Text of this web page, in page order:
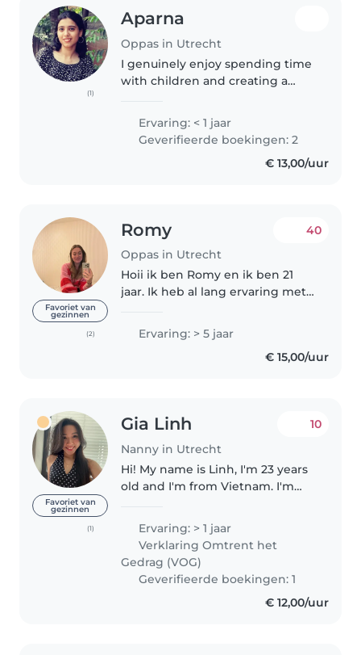
(1)
Aparna
Oppas in Utrecht
I genuinely enjoy spending time
with children and creating a
learn and feel comfortable. I
have a Master's degree in Clinical
Ervaring: < 1 jaar
Geverifieerde boekingen: 2
€ 13,00/uur
Favoriet van
gezinnen
(2)
Romy
Oppas in Utrecht
40
Hoii ik ben Romy en ik ben 21
jaar. Ik heb al lang ervaring met
leuk. Ik ben afgestudeerd
verpleegkundige en werkzaam
in het ziekenhuis. Ik ben af en
Ervaring: > 5 jaar
€ 15,00/uur
Favoriet van
gezinnen
(1)
Gia Linh
Nanny in Utrecht
10
Hi! My name is Linh, I'm 23 years
old and I'm from Vietnam. I'm
Education at Hogeschool
Utrecht. I have VOG because I
did internship at high school in
Amsterdam...
Ervaring: > 1 jaar
Verklaring Omtrent het
Gedrag (VOG)
Geverifieerde boekingen: 1
€ 12,00/uur